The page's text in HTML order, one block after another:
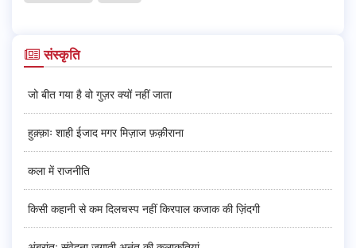
संस्कृति
जो बीत गया है वो गुज़र क्यों नहीं जाता
हुक़्क़ाः शाही ईजाद मगर मिज़ाज फ़क़ीराना
कला में राजनीति
किसी कहानी से कम दिलचस्प नहीं किरपाल कजाक की ज़िंदगी